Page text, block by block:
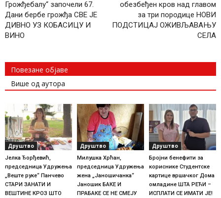
Грожђебалу“ започели 67.
Дани бербе грожђа СВЕ ЈЕ
ДИВНО УЗ КОБАСИЦУ И
ВИНО
обезбеђен кров над главом
за три породице НОВИ
ПОДСТИЦАЈ ОЖИВЉАВАЊУ
СЕЛА
Повезане објаве
Више од аутора
Друштво
Јелка Ђорђевић,
председница Удружења
„Веште руке“ Панчево
СТАРИ ЗАНАТИ И
ВЕШТИНЕ КРОЗ ШТО
Друштво
Милушка Хрћан,
председница Удружења
жена „Јаношичанка“
Јаношик БАКЕ И
ПРАБАКЕ СЕ НЕ СМЕЈУ
Друштво
Бројни бенефити за
кориснике Студентске
картице вршачког Дома
омладине ШТА РЕЋИ –
ИСПЛАТИ СЕ ИМАТИ ЈЕ!